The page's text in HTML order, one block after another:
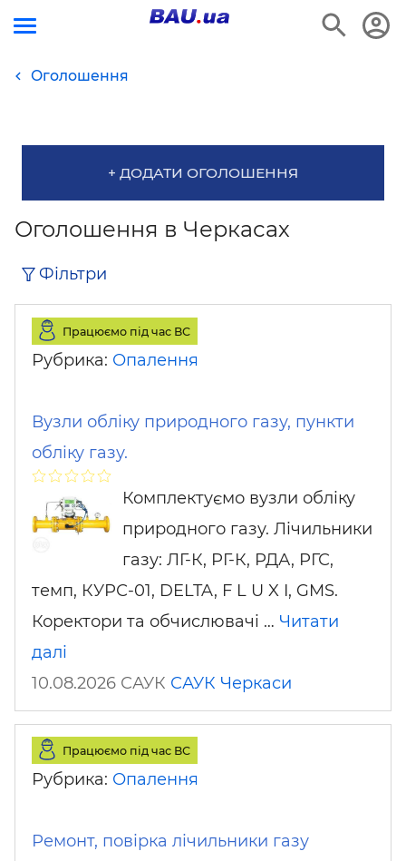
Оголошення
+ ДОДАТИ ОГОЛОШЕННЯ
Оголошення в Черкасах
Фільтри
Працюємо під час ВС
Рубрика: Опалення
Вузли обліку природного газу, пункти
обліку газу.
Комплектуємо вузли обліку
природного газу. Лічильники
газу: ЛГ-К, РГ-К, РДА, РГС,
темп, КУРС-01, DELTA, F L U X I, GMS.
Коректори та обчислювачі … Читати
далі
10.08.2026 САУК САУК Черкаси
Працюємо під час ВС
Рубрика: Опалення
Ремонт, повірка лічильники газу